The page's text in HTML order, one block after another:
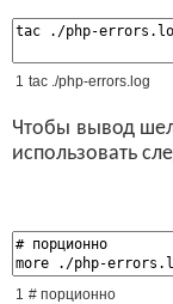
1 tac ./php-errors. log
Чтобы вывод
использовать
1 # порционно